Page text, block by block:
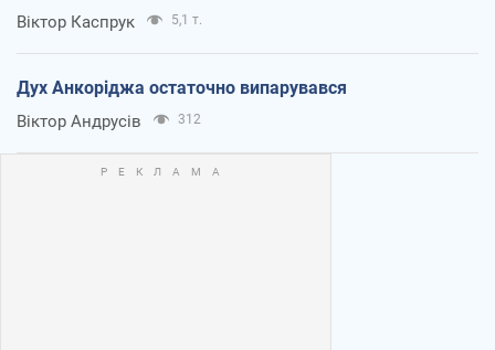
Віктор Каспрук 5,1 т.
Дух Анкоріджа остаточно випарувався
Віктор Андрусів 312